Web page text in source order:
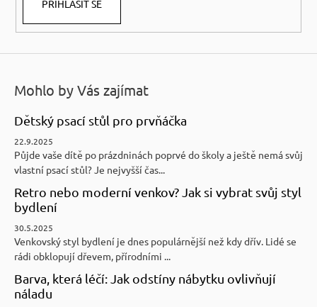
PŘIHLÁSIT SE
Mohlo by Vás zajímat
Dětský psací stůl pro prvňáčka
22.9.2025
Půjde vaše dítě po prázdninách poprvé do školy a ještě nemá svůj
vlastní psací stůl? Je nejvyšší čas...
Retro nebo moderní venkov? Jak si vybrat svůj styl
bydlení
30.5.2025
Venkovský styl bydlení je dnes populárnější než kdy dřív. Lidé se
rádi obklopují dřevem, přírodními ...
Barva, která léčí: Jak odstíny nábytku ovlivňují
náladu